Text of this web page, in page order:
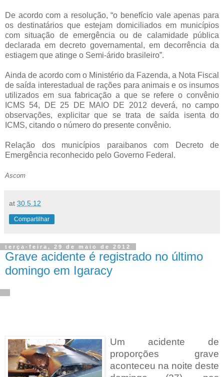
De acordo com a resolução, “o benefício vale apenas para
os destinatários que estejam domiciliados em municípios
com situação de emergência ou de calamidade pública
declarada em decreto governamental, em decorrência da
estiagem que atinge o Semi-árido brasileiro”.
Ainda de acordo com o Ministério da Fazenda, a Nota Fiscal
de saída interestadual de rações para animais e os insumos
utilizados em sua fabricação a que se refere o convênio
ICMS 54, DE 25 DE MAIO DE 2012 deverá, no campo
observações, explicitar que se trata de saída isenta do
ICMS, citando o número do presente convênio.
Relação dos municípios paraibanos com Decreto de
Emergência reconhecido pelo Governo Federal.
Ascom
at 30.5.12
Compartilhar
terça-feira, 29 de maio de 2012
Grave acidente é registrado no último
domingo em Igaracy
Um acidente de
proporções grave
aconteceu na noite deste